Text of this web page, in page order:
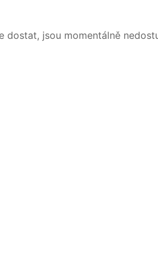
dostat, jsou momentálně